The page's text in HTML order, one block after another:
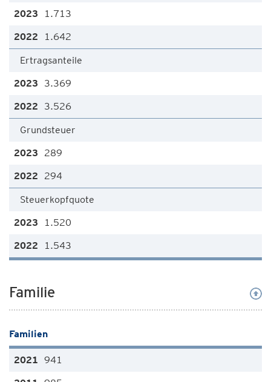
1.713
1.642
Ertragsanteile
3.369
3.526
Grundsteuer
289
294
Steuerkopfquote
1.520
1.543
Familie
Familien
941